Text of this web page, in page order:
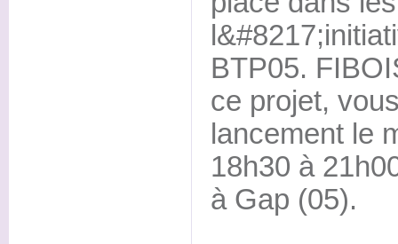
BTP05.
ce projet,
lancement le
18h30 à
à Gap (05).